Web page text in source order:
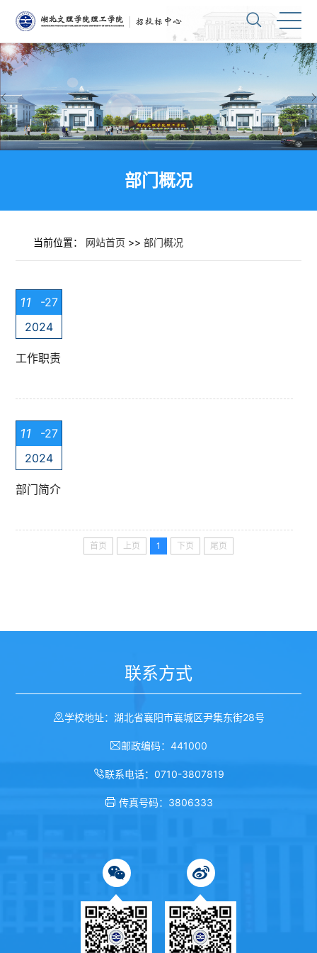
部门概况
当前位置： 网站首页 >>部门概况
11
-27
2024
工作职责
11
-27
2024
部门简介
首页 上页 1 下页 尾页
联系方式
学校地址：湖北省襄阳市襄城区尹集东街28号
邮政编码：441000
联系电话：0710-3807819
传真号码：3806333